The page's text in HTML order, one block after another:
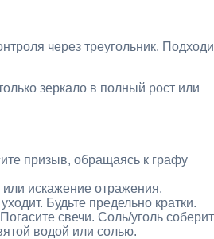
через треугольник.
зеркало в полный рост или
призыв, обращаясь к графу
или искажение отражения.
Будьте предельно кратки.
свечи. Соль/уголь
водой или солью.